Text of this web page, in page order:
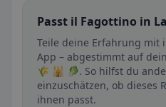
Passt il Fagottino in
Teile deine Erfahrung mit
App – abgestimmt auf
🌾 🕌 🥬. So hilfst du
einzuschätzen, ob dieses
ihnen passt.